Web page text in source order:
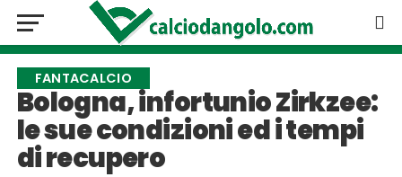
FANTACALCIO
Bologna, infortunio Zirkzee:
le sue condizioni ed i tempi
di recupero